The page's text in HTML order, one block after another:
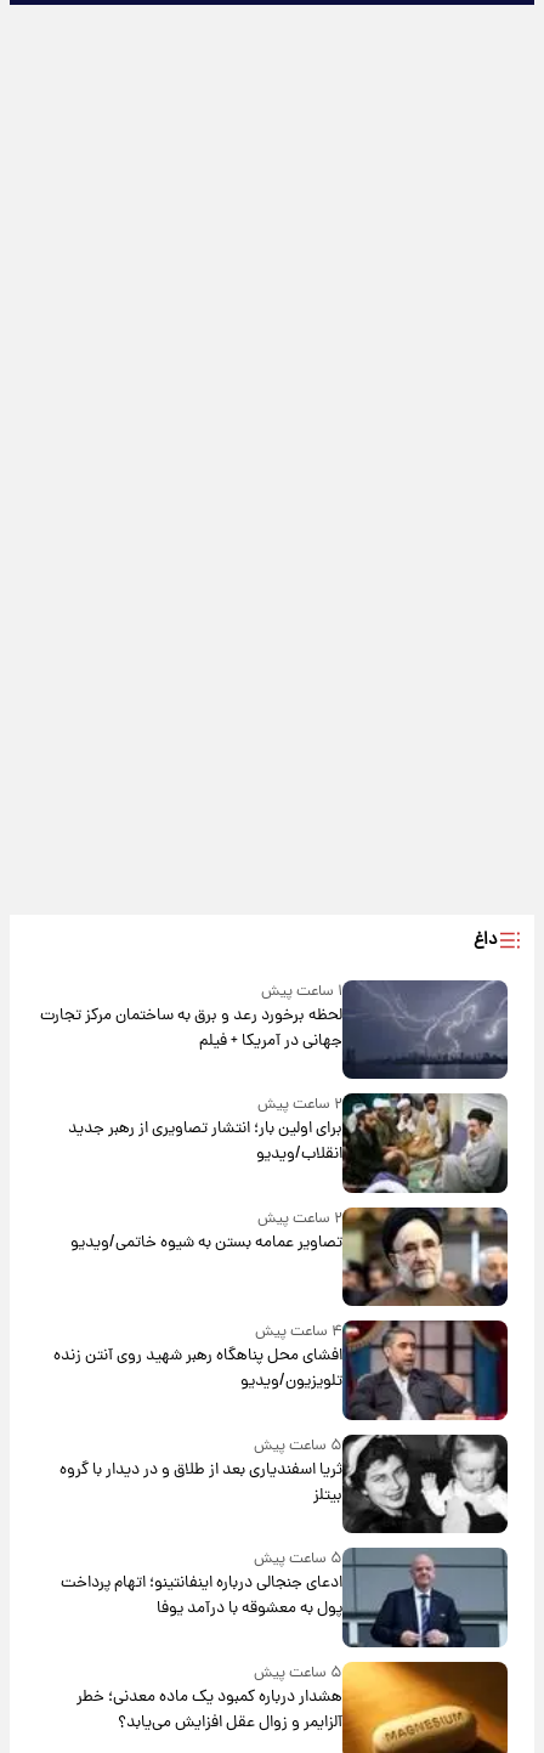
داغ
۱ ساعت پیش
لحظه برخورد رعد و برق به ساختمان مرکز تجارت
جهانی در آمریکا + فیلم
۲ ساعت پیش
برای اولین بار؛ انتشار تصاویری از رهبر جدید
انقلاب/ویدیو
۲ ساعت پیش
تصاویر عمامه بستن به شیوه خاتمی/ویدیو
۴ ساعت پیش
افشای محل پناهگاه‌ رهبر شهید روی آنتن زنده
تلویزیون/ویدیو
۵ ساعت پیش
ثریا اسفندیاری بعد از طلاق و در دیدار با گروه
بیتلز
۵ ساعت پیش
ادعای جنجالی درباره اینفانتینو؛ اتهام پرداخت
پول به معشوقه با درآمد یوفا
۵ ساعت پیش
هشدار درباره کمبود یک ماده معدنی؛ خطر
آلزایمر و زوال عقل افزایش می‌یابد؟